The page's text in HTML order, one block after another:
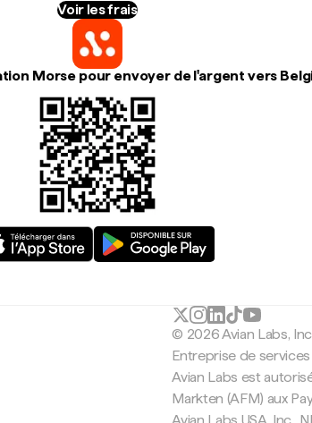
Voir les frais
Morse pour envoyer de l'argent vers
© 2026 Avian Labs, Inc
Entreprise de
Avian Labs est
Markten (AFM) aux